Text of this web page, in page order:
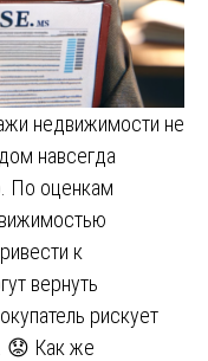
недвижимости не
навсегда
По оценкам
к
вернуть
рискует
😟 Как же